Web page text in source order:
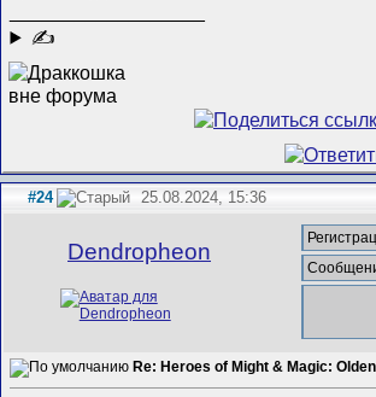
✍
#24 25.08.2024, 15:36
Dendropheon
Re: Heroes of Might & Magic: